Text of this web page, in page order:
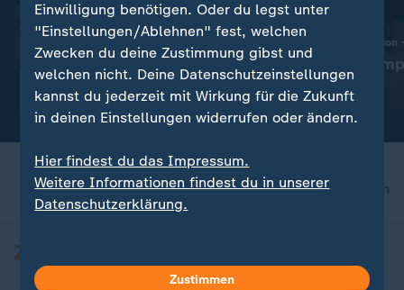
Sport :
Alle Episoden jetzt streamen
Episode 1
Video34:06
nach oben
Einwilligung benötigen. Oder du legst unter
"Einstellungen/Ablehnen" fest, welchen
Zwecken du deine Zustimmung gibst und
welchen nicht. Deine Datenschutzeinstellungen
kannst du jederzeit mit Wirkung für die Zukunft
in deinen Einstellungen widerrufen oder ändern.
Hier findest du das Impressum.
Weitere Informationen findest du in unserer
Datenschutzerklärung.
Zustimmen